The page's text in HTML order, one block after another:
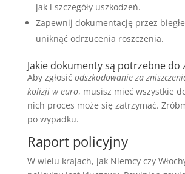
jak i szczegóły uszkodzeń.
Zapewnij dokumentację przez
uniknąć odrzucenia roszczenia.
Jakie dokumenty są potrzebne do
Aby zgłosić odszkodowanie za
kolizji w euro, musisz mieć wszystkie
nich proces może się zatrzymać.
po wypadku.
Raport policyjny
W wielu krajach, jak Niemcy czy